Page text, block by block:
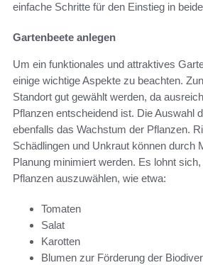
einfache Schritte für den Einstieg in
Gartenbeete anlegen
Um ein funktionales und attraktives
einige wichtige Aspekte zu beachten.
Standort gut gewählt werden, da
Pflanzen entscheidend ist. Die Auswahl
ebenfalls das Wachstum der Pflanzen.
Schädlingen und Unkraut können durch
Planung minimiert werden. Es lohnt
Pflanzen auszuwählen, wie etwa:
Tomaten
Salat
Karotten
Blumen zur Förderung der